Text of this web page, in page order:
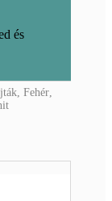
és
,Fehér